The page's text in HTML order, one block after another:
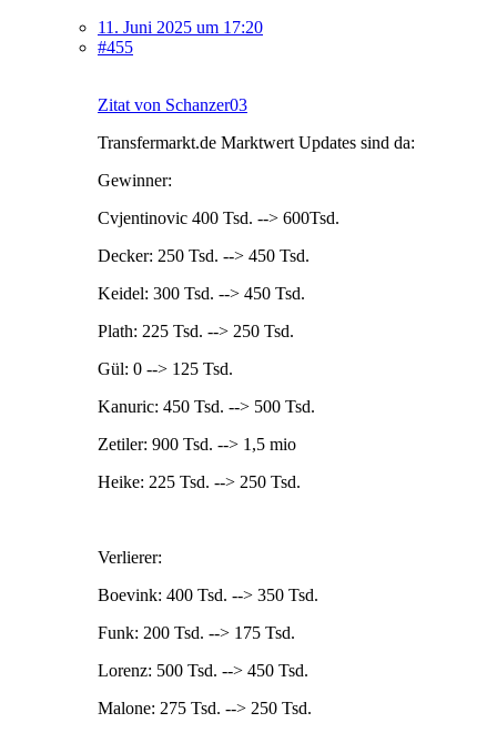
11. Juni 2025 um 17:20
#455
Zitat von Schanzer03
Transfermarkt.de Marktwert Updates sind da:
Gewinner:
Cvjentinovic 400 Tsd. --> 600Tsd.
Decker: 250 Tsd. --> 450 Tsd.
Keidel: 300 Tsd. --> 450 Tsd.
Plath: 225 Tsd. --> 250 Tsd.
Gül: 0 --> 125 Tsd.
Kanuric: 450 Tsd. --> 500 Tsd.
Zetiler: 900 Tsd. --> 1,5 mio
Heike: 225 Tsd. --> 250 Tsd.
Verlierer:
Boevink: 400 Tsd. --> 350 Tsd.
Funk: 200 Tsd. --> 175 Tsd.
Lorenz: 500 Tsd. --> 450 Tsd.
Malone: 275 Tsd. --> 250 Tsd.